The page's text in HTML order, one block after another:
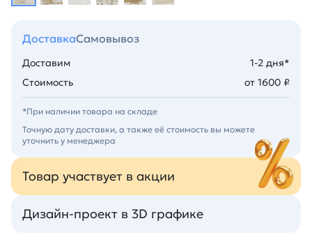
ДоставкаСамовывоз
Доставим
1-2 дня*
Стоимость
от 1600 ₽
*При наличии товара на складе
Точную дату доставки, а также её стоимость вы можете
уточнить у менеджера
Товар участвует в акции
Дизайн-проект в 3D графике